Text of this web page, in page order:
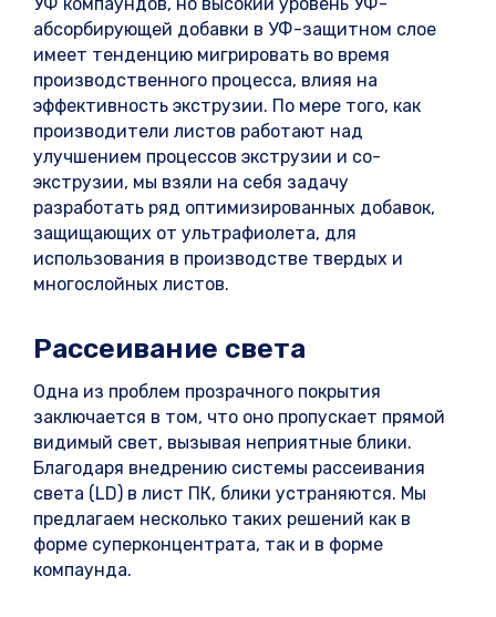
абсорбирующей добавки в УФ-защитном слое
имеет тенденцию мигрировать во время
производственного процесса, влияя на
эффективность экструзии. По мере того, как
производители листов работают над
улучшением процессов экструзии и со-
экструзии, мы взяли на себя задачу
разработать ряд оптимизированных добавок,
защищающих от ультрафиолета, для
использования в производстве твердых и
многослойных листов.
Рассеивание света
Одна из проблем прозрачного покрытия
заключается в том, что оно пропускает прямой
видимый свет, вызывая неприятные блики.
Благодаря внедрению системы рассеивания
света (LD) в лист ПК, блики устраняются. Мы
предлагаем несколько таких решений как в
форме суперконцентрата, так и в форме
компаунда.